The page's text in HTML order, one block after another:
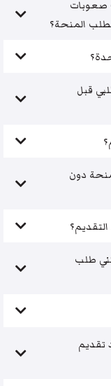
صعوبات
المنحة؟
قبل
دون
طلب
تقديم